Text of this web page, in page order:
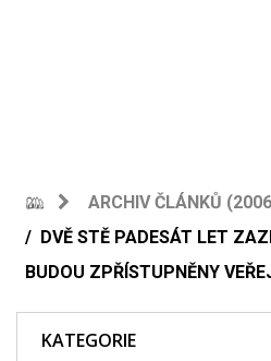
ARCHIV ČLÁNKŮ
DVĚ STĚ PADESÁT LET
BUDOU ZPŘÍSTUPNĚNY
KATEGORIE